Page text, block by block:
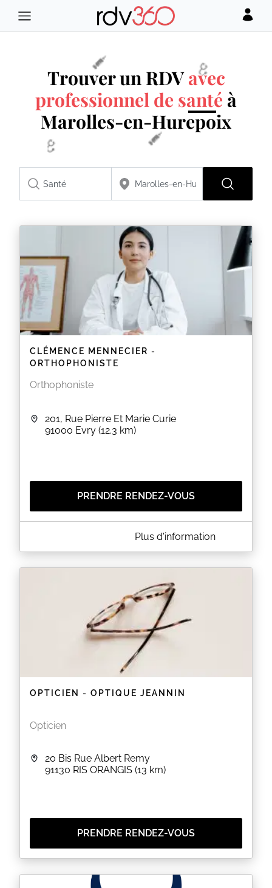
Trouver un RDVavec
professionnel de santé à
Marolles-en-Hurepoix
CLÉMENCE MENNECIER -
ORTHOPHONISTE
Orthophoniste
201, Rue Pierre Et Marie Curie
91000 Evry (12.3 km)
PRENDRE RENDEZ-VOUS
A PROPOS DE CLÉMENCE MENNECIER -
aux patients déjà suivis au sein du cabinet.
RDV pris ne respectant pas ce principe.
EN SAVOIR PLUS
Plus d'information
OPTICIEN - OPTIQUE JEANNIN
Opticien
20 Bis Rue Albert Remy
91130 RIS ORANGIS (13 km)
PRENDRE RENDEZ-VOUS